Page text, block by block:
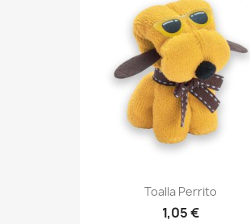
Toalla Perrito
1,05 €